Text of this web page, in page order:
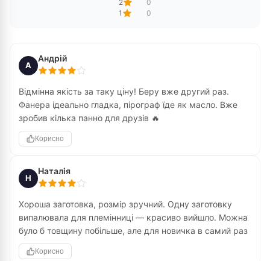
2
0
1
0
А
Андрій
Відмінна якість за таку ціну! Беру вже другий раз.
Фанера ідеально гладка, пірограф їде як масло. Вже
зробив кілька панно для друзів 🔥
Корисно
Н
Наталія
Хороша заготовка, розмір зручний. Одну заготовку
випалювала для племінниці — красиво вийшло. Можна
було б товщину побільше, але для новичка в самий раз
Корисно